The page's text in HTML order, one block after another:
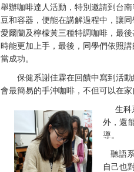
舉辦咖啡達人活動，特別邀請到台
豆和容器，便能在講解過程中，讓
愛爾蘭及檸檬黃三種特調咖啡，最
時能更加上手，最後，同學們依照
當成功。
保健系謝佳霖在回饋中寫到活動
會最簡易的手沖咖啡，不但可以在
生科
外，還
導。
聽語
自己也